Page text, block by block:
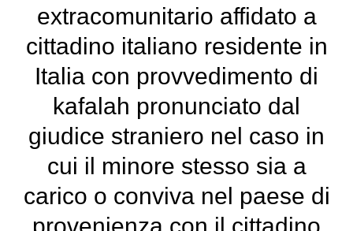
extracomunitario affidato a
cittadino italiano residente in
Italia con provvedimento di
kafalah pronunciato dal
giudice straniero nel caso in
cui il minore stesso sia a
carico o conviva nel paese di